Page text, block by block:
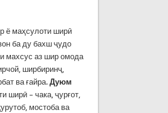
маҳсулоти ширӣ
ба ду бахш ҷудо
махсус аз шир омода
ширбиринҷ,
ва ғайра. Дуюм
ширӣ – чака, ҷурғот,
мостоба ва